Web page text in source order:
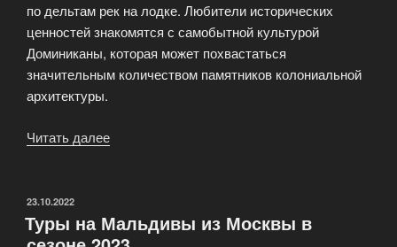
по дельтам рек на лодке. Любители исторических
ценностей знакомятся с самобытной культурой
Доминиканы, которая может похвастаться
значительным количеством памятников колониальной
архитектуры.
Читать далее
Москвы
в
ОПУБЛИКОВАНО
23.10.2022
Туры на Мальдивы из Москвы в